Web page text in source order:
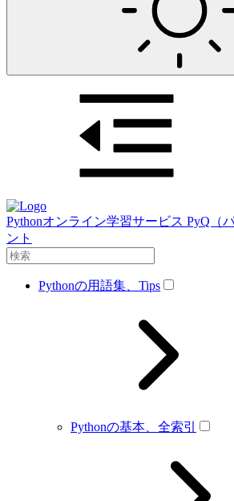
Pythonオンライン学習サービス PyQ（
ント
Pythonの用語集、Tips
Pythonの基本、全索引